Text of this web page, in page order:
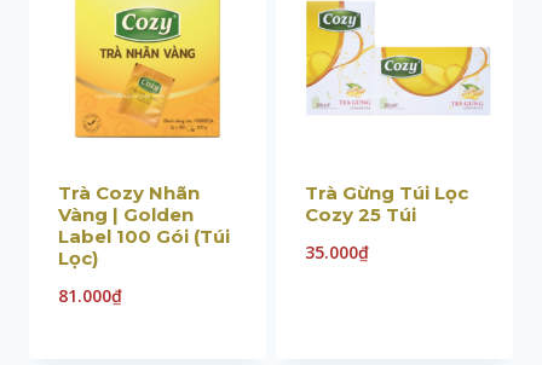
Trà Cozy Nhãn
Vàng | Golden
Label 100 Gói (Túi
Lọc)
81.000₫
Trà Gừng Túi Lọc
Cozy 25 Túi
35.000₫